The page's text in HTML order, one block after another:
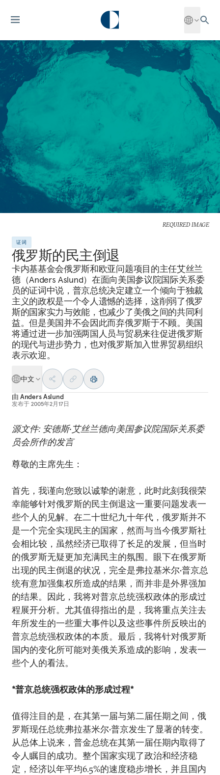
REQUIRED IMAGE
证词
俄罗斯的民主倒退
卡内基基金会俄罗斯和欧亚问题项目的主任艾丝兰
德（Anders Aslund）在面向美国参议院国际关系委
员的证词中说，普京总统决定建立一个倾向于独裁
主义的政权是一个令人遗憾的选择，这削弱了俄罗
斯的国家实力与效能，也减少了美俄之间的共同利
益。但是美国并不会因此而弃俄罗斯于不顾。美国
将通过进一步加强两国人员与贸易来往促进俄罗斯
的现代与进步势力，也对俄罗斯加入世界贸易组织
表示欢迎。
中文
由 Anders Aslund
发布于 2005年2月17日
源文件: 安德斯•艾丝兰德向美国参议院国际关系委
员会所作的发言
尊敬的主席先生：
首先，我谨向您致以诚挚的谢意，此时此刻我很荣
幸能够针对俄罗斯的民主倒退这一重要问题发表一
些个人的见解。在二十世纪九十年代，俄罗斯并不
是一个完全实现民主的国家，然而与当今俄罗斯社
会相比较，虽然经济已取得了长足的发展，但当时
的俄罗斯无疑更加充满民主的氛围。眼下在俄罗斯
出现的民主倒退的状况，完全是弗拉基米尔•普京总
统有意加强集权所造成的结果，而并非是外界强加
的结果。因此，我将对普京总统强权政体的形成过
程展开分析。尤其值得指出的是，我将重点关注去
年所发生的一些重大事件以及这些事件所反映出的
普京总统强权政体的本质。最后，我将针对俄罗斯
国内的变化所可能对美俄关系造成的影响，发表一
些个人的看法。
*普京总统强权政体的形成过程*
值得注目的是，在其第一届与第二届任期之间，俄
罗斯现任总统弗拉基米尔•普京发生了显著的转变。
从总体上说来，普金总统在其第一届任期内取得了
令人瞩目的成功。整个国家实现了政治和经济稳
定，经济以年平均6.5%的速度稳步增长，并且国内